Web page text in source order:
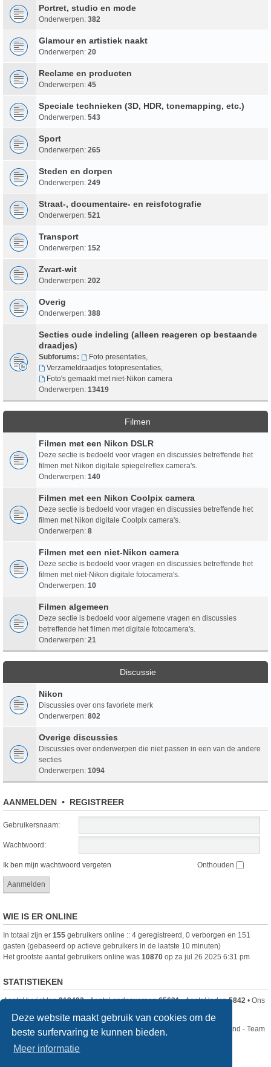
Deze website maakt gebruik van cookies om de
beste surfervaring te kunnen bieden.
Meer informatie
Portret, studio en mode
Onderwerpen: 382
Glamour en artistiek naakt
Onderwerpen: 20
Reclame en producten
Onderwerpen: 45
Speciale technieken (3D, HDR, tonemapping, etc.)
Onderwerpen: 543
Sport
Onderwerpen: 265
Steden en dorpen
Onderwerpen: 249
Straat-, documentaire- en reisfotografie
Onderwerpen: 521
Transport
Onderwerpen: 152
Zwart-wit
Onderwerpen: 202
Overig
Onderwerpen: 388
Secties oude indeling (alleen reageren op bestaande
draadjes)
Subforums: Foto presentaties,
Verzameldraadjes fotopresentaties,
Foto's gemaakt met niet-Nikon camera
Onderwerpen: 13419
Filmen
Filmen met een Nikon DSLR
Deze sectie is bedoeld voor vragen en discussies betreffende het
filmen met Nikon digitale spiegelreflex camera's.
Onderwerpen: 140
Filmen met een Nikon Coolpix camera
Deze sectie is bedoeld voor vragen en discussies betreffende het
filmen met Nikon digitale Coolpix camera's.
Onderwerpen: 8
Filmen met een niet-Nikon camera
Deze sectie is bedoeld voor vragen en discussies betreffende het
filmen met niet-Nikon digitale fotocamera's.
Onderwerpen: 10
Filmen algemeen
Deze sectie is bedoeld voor algemene vragen en discussies
betreffende het filmen met digitale fotocamera's.
Onderwerpen: 21
Discussie
Nikon
Discussies over ons favoriete merk
Onderwerpen: 802
Overige discussies
Discussies over onderwerpen die niet passen in een van de andere
secties
Onderwerpen: 1094
AANMELDEN • REGISTREER
Gebruikersnaam:
Wachtwoord:
Ik ben mijn wachtwoord vergeten Onthouden
WIE IS ER ONLINE
In totaal zijn er 155 gebruikers online :: 4 geregistreerd, 0 verborgen en 151
gasten (gebaseerd op actieve gebruikers in de laatste 10 minuten)
Het grootste aantal gebruikers online was 10870 op za jul 26 2025 6:31 pm
STATISTIEKEN
Aantal berichten918492• Aantal onderwerpen65631• Aantal leden5842 • Ons
Nikon Club Nederland - Team
Forum